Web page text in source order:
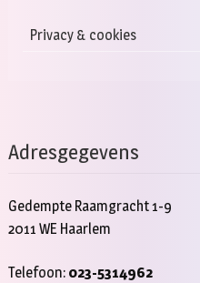
Privacy & cookies
Adresgegevens
Gedempte Raamgracht 1-9
2011 WE Haarlem
Telefoon: 023-5314962